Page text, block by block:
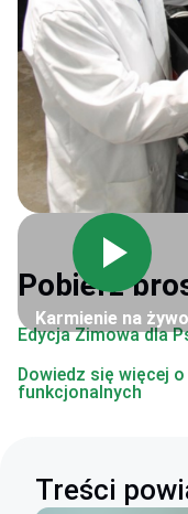
Karmienie na żywo
Pobierz
Edycja Zimowa dla
Dowiedz się więcej
funkcjonalnych
Treści